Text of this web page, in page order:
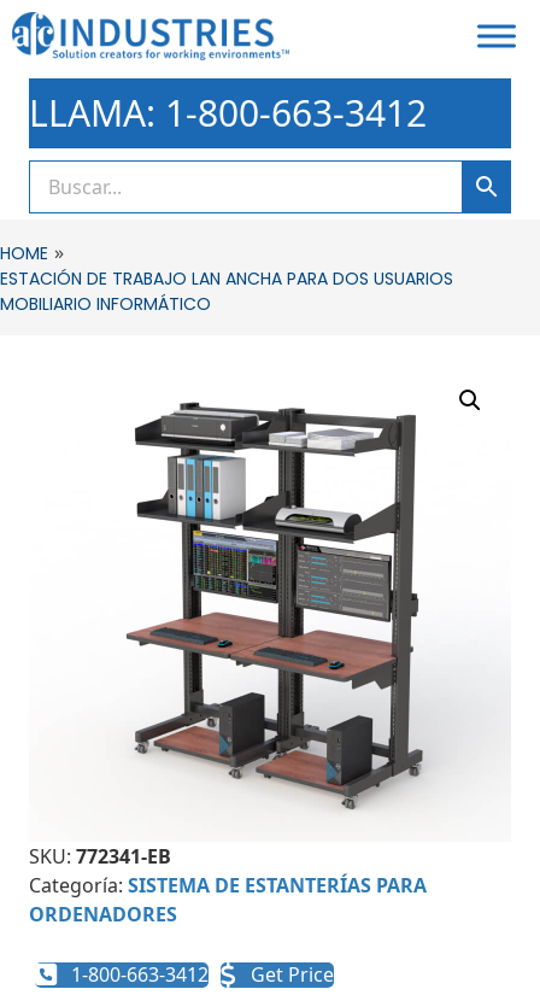
LLAMA: 1-800-663-3412
HOME »
ESTACIÓN DE TRABAJO LAN ANCHA PARA DOS USUARIOS
MOBILIARIO INFORMÁTICO
SKU: 772341-EB
Categoría: SISTEMA DE ESTANTERÍAS PARA
ORDENADORES
1-800-663-3412 Get Price